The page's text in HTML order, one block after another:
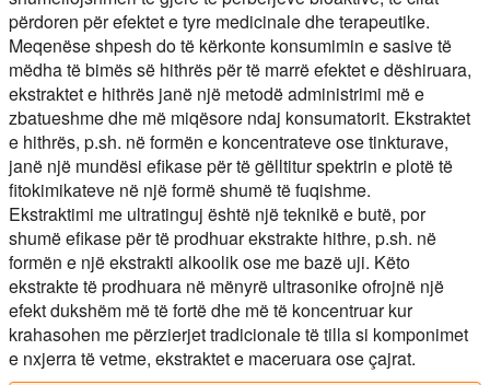
përdoren për efektet e tyre medicinale dhe terapeutike.
Meqenëse shpesh do të kërkonte konsumimin e sasive të
mëdha të bimës së hithrës për të marrë efektet e dëshiruara,
ekstraktet e hithrës janë një metodë administrimi më e
zbatueshme dhe më miqësore ndaj konsumatorit. Ekstraktet
e hithrës, p.sh. në formën e koncentrateve ose tinkturave,
janë një mundësi efikase për të gëlltitur spektrin e plotë të
fitokimikateve në një formë shumë të fuqishme.
Ekstraktimi me ultratinguj është një teknikë e butë, por
shumë efikase për të prodhuar ekstrakte hithre, p.sh. në
formën e një ekstrakti alkoolik ose me bazë uji. Këto
ekstrakte të prodhuara në mënyrë ultrasonike ofrojnë një
efekt dukshëm më të fortë dhe më të koncentruar kur
krahasohen me përzierjet tradicionale të tilla si komponimet
e nxjerra të vetme, ekstraktet e maceruara ose çajrat.